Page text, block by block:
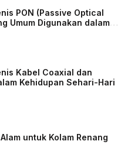
PON (Passive Optical
Umum Digunakan dalam
Kabel Coaxial dan
Kehidupan Sehari-Hari
untuk Kolam Renang